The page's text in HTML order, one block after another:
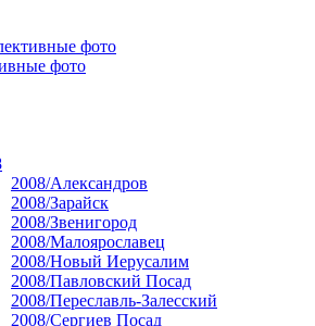
фото
фото
2008/Александров
2008/Зарайск
2008/Звенигород
2008/Малоярославец
2008/Новый Иерусалим
2008/Павловский Посад
2008/Переславль-Залесский
2008/Сергиев Посад